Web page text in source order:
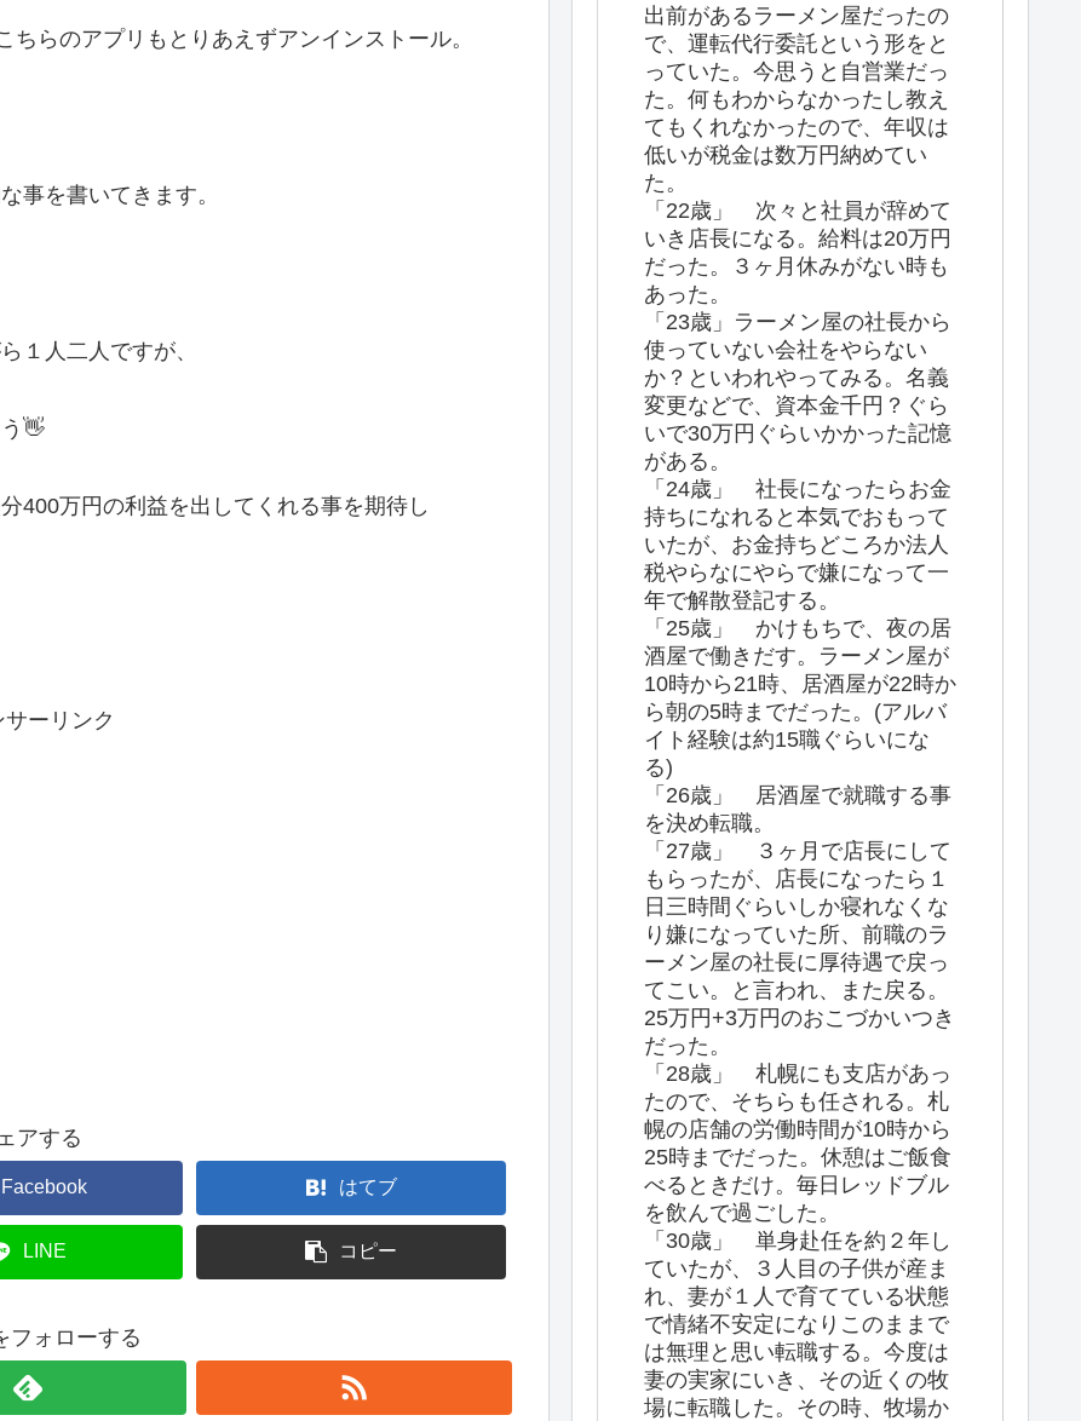
らのアプリもとりあえずアンインストール。
事を書いてきます。
１人二人ですが、
👋
400万円の利益を出してくれる事を期待し
サーリンク
アする
Facebook はてブ
LINE コピー
フォローする
出前があるラーメン屋だったの
で、運転代行委託という形をと
っていた。今思うと自営業だっ
た。何もわからなかったし教え
てもくれなかったので、年収は
低いが税金は数万円納めてい
た。
「22歳」 次々と社員が辞めて
いき店長になる。給料は20万円
だった。３ヶ月休みがない時も
あった。
「23歳」ラーメン屋の社長から
使っていない会社をやらない
か？といわれやってみる。名義
変更などで、資本金千円？ぐら
いで30万円ぐらいかかった記憶
がある。
「24歳」 社長になったらお金
持ちになれると本気でおもって
いたが、お金持ちどころか法人
税やらなにやらで嫌になって一
年で解散登記する。
「25歳」 かけもちで、夜の居
酒屋で働きだす。ラーメン屋が
10時から21時、居酒屋が22時か
ら朝の5時までだった。(アルバ
イト経験は約15職ぐらいにな
る)
「26歳」 居酒屋で就職する事
を決め転職。
「27歳」 ３ヶ月で店長にして
もらったが、店長になったら１
日三時間ぐらいしか寝れなくな
り嫌になっていた所、前職のラ
ーメン屋の社長に厚待遇で戻っ
てこい。と言われ、また戻る。
25万円+3万円のおこづかいつき
だった。
「28歳」 札幌にも支店があっ
たので、そちらも任される。札
幌の店舗の労働時間が10時から
25時までだった。休憩はご飯食
べるときだけ。毎日レッドブル
を飲んで過ごした。
「30歳」 単身赴任を約２年し
ていたが、３人目の子供が産ま
れ、妻が１人で育てている状態
で情緒不安定になりこのままで
は無理と思い転職する。今度は
妻の実家にいき、その近くの牧
場に転職した。その時、牧場か